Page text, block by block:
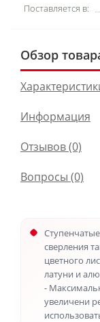
Поставляется в:
Обзор
Информация
Отзывов (0)
Вопросы (0)
сверления
цветного
латуни и
-
увеличени